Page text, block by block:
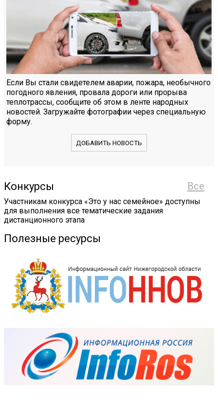
Если Вы стали свидетелем аварии, пожара, необычного
погодного явления, провала дороги или прорыва
теплотрассы, сообщите об этом в ленте народных
новостей. Загружайте фотографии через специальную
форму.
ДОБАВИТЬ НОВОСТЬ
Все
Конкурсы
Участникам конкурса «Это у нас семейное» доступны
для выполнения все тематические задания
дистанционного этапа
Полезные ресурсы